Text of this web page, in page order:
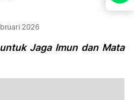
2026
Jaga Imun dan Mata